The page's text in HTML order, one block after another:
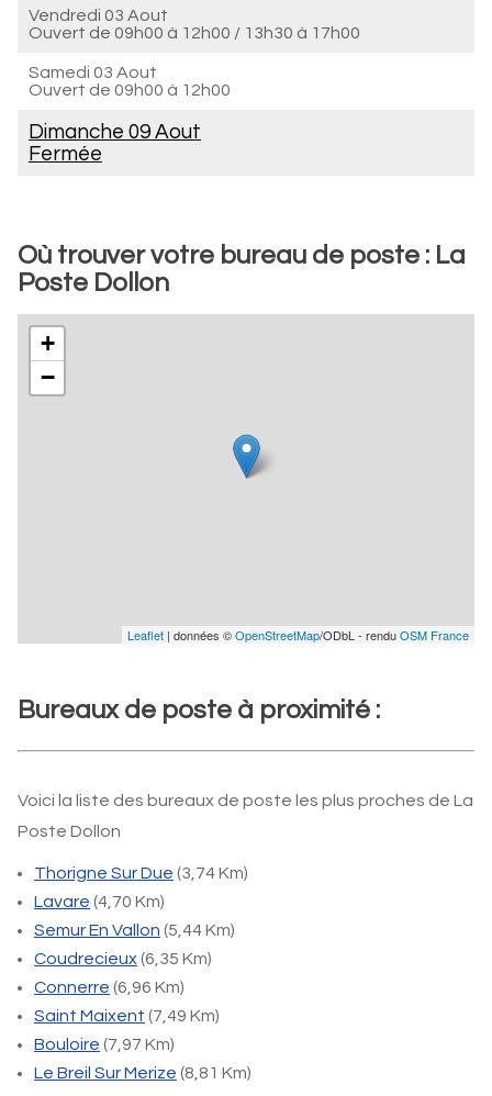
Vendredi 03 Aout
Ouvert de 09h00 à 12h00 / 13h30 à 17h00
Samedi 03 Aout
Ouvert de 09h00 à 12h00
Dimanche 09 Aout
Fermée
Où trouver votre bureau de poste : La
Poste Dollon
+
−
Leaflet | données ©OpenStreetMap/ODbL - renduOSM France
Bureaux de poste à proximité :
Voici la liste des bureaux de poste les plus proches de La
Poste Dollon
Thorigne Sur Due (3,74 Km)
Lavare (4,70 Km)
Semur En Vallon (5,44 Km)
Coudrecieux(6,35 Km)
Connerre (6,96 Km)
Saint Maixent (7,49 Km)
Bouloire (7,97 Km)
Le Breil Sur Merize (8,81 Km)